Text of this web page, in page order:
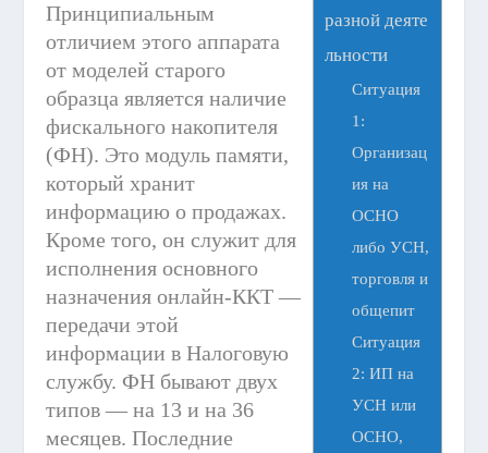
разной деяте
льности
Ситуация
1:
Организац
ия на
ОСНО
либо УСН,
торговля и
общепит
Ситуация
2: ИП на
УСН или
ОСНО,
Принципиальным
отличием этого аппарата
от моделей старого
образца является наличие
фискального накопителя
(ФН). Это модуль памяти,
который хранит
информацию о продажах.
Кроме того, он служит для
исполнения основного
назначения онлайн-ККТ —
передачи этой
информации в Налоговую
службу. ФН бывают двух
типов — на 13 и на 36
месяцев. Последние